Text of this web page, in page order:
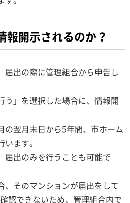
報開示されるのか？
届出の際に管理組合から申告し
う」を選択した場合に、情報開
の翌月末日から5年間、市ホーム
ます。
届出のみを行うことも可能で
、そのマンションが届出をして
認できないため、管理組合内で